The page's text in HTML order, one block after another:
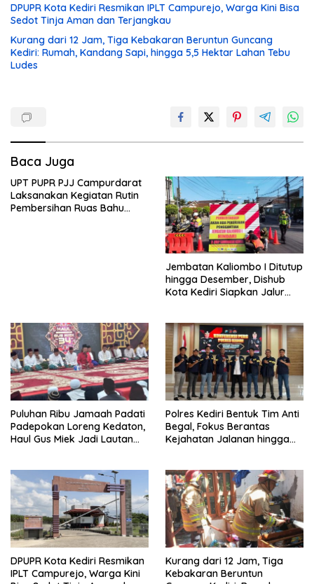
DPUPR Kota Kediri Resmikan IPLT Campurejo, Warga Kini Bisa
Sedot Tinja Aman dan Terjangkau
Kurang dari 12 Jam, Tiga Kebakaran Beruntun Guncang
Kediri: Rumah, Kandang Sapi, hingga 5,5 Hektar Lahan Tebu
Ludes
Baca Juga
UPT PUPR PJJ Campurdarat
Laksanakan Kegiatan Rutin
Pembersihan Ruas Bahu
Jembatan Kaliombo I Ditutup
hingga Desember, Dishub
Kota Kediri Siapkan Jalur
Puluhan Ribu Jamaah Padati
Padepokan Loreng Kedaton,
Haul Gus Miek Jadi Lautan
Polres Kediri Bentuk Tim Anti
Begal, Fokus Berantas
Kejahatan Jalanan hingga
DPUPR Kota Kediri Resmikan
IPLT Campurejo, Warga Kini
Kurang dari 12 Jam, Tiga
Kebakaran Beruntun